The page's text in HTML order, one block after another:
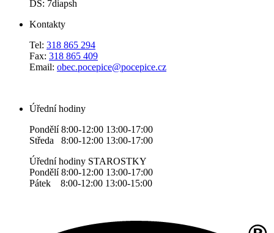
DS: 7diapsh
Kontakty
Tel: 318 865 294
Fax: 318 865 409
Email: obec.pocepice@pocepice.cz
Úřední hodiny
Pondělí 8:00-12:00 13:00-17:00
Středa 8:00-12:00 13:00-17:00
Úřední hodiny STAROSTKY
Pondělí 8:00-12:00 13:00-17:00
Pátek 8:00-12:00 13:00-15:00